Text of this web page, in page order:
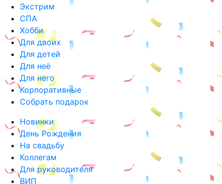
Экстрим
СПА
Хобби
Для двоих
Для детей
Для неё
Для него
Корпоративные
Собрать подарок
Новинки
День Рождения
На свадьбу
Коллегам
Для руководителя
ВИП